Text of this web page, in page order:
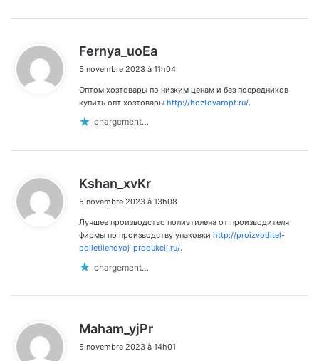
Fernya_uoEa
t
:
5 novembre 2023 à 11h04
Оптом хозтовары по низким ценам и без посредников
купить опт хозтовары http://hoztovaropt.ru/.
chargement…
Kshan_xvKr
t
:
5 novembre 2023 à 13h08
Лучшее производство полиэтилена от производителя
фирмы по производству упаковки http://proizvoditel-
polietilenovoj-produkcii.ru/.
chargement…
Maham_yjPr
t
5 novembre 2023 à 14h01